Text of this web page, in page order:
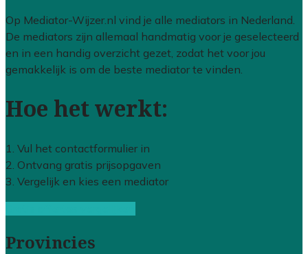
Op Mediator-Wijzer.nl vind je alle mediators in Nederland.
De mediators zijn allemaal handmatig voor je geselecteerd
en in een handig overzicht gezet, zodat het voor jou
gemakkelijk is om de beste mediator te vinden.
Hoe het werkt:
1. Vul het contactformulier in
2. Ontvang gratis prijsopgaven
3. Vergelijk en kies een mediator
Provincies